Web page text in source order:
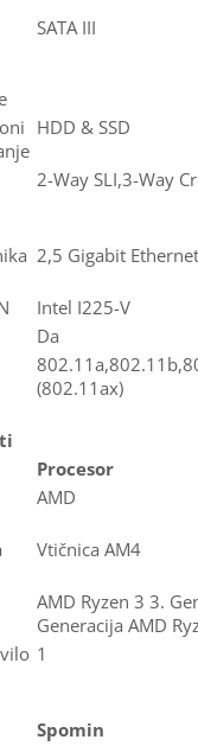
SATA III
HDD & SSD
2-Way SLI,3-Way
2,5 Gigabit Ethernet
Intel I225-V
Da
(802.11ax)
Procesor
AMD
Vtičnica AM4
AMD Ryzen 3 3.
Generacija AMD
1
Spomin